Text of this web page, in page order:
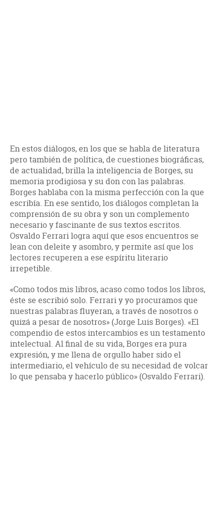
En estos diálogos, en los que se habla de literatura
pero también de política, de cuestiones biográficas,
de actualidad, brilla la inteligencia de Borges, su
memoria prodigiosa y su don con las palabras.
Borges hablaba con la misma perfección con la que
escribía. En ese sentido, los diálogos completan la
comprensión de su obra y son un complemento
necesario y fascinante de sus textos escritos.
Osvaldo Ferrari logra aquí que esos encuentros se
lean con deleite y asombro, y permite así que los
lectores recuperen a ese espíritu literario
irrepetible.
«Como todos mis libros, acaso como todos los libros,
éste se escribió solo. Ferrari y yo procuramos que
nuestras palabras fluyeran, a través de nosotros o
quizá a pesar de nosotros» (Jorge Luis Borges). «El
compendio de estos intercambios es un testamento
intelectual. Al final de su vida, Borges era pura
expresión, y me llena de orgullo haber sido el
intermediario, el vehículo de su necesidad de volcar
lo que pensaba y hacerlo público» (Osvaldo Ferrari).